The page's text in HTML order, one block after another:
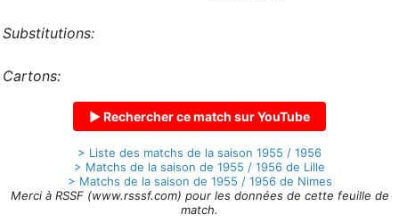
Substitutions:
Cartons:
▶ Rechercher ce match sur YouTube
> Liste des matchs de la saison 1955 / 1956
> Matchs de la saison de 1955 / 1956 de Lille
> Matchs de la saison de 1955 / 1956 de Nimes
Merci à RSSF (www.rsssf.com) pour les données de cette feuille de
match.